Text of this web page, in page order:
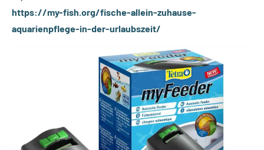
https://my-fish.org/fische-allein-zuhause-
aquarienpflege-in-der-urlaubszeit/